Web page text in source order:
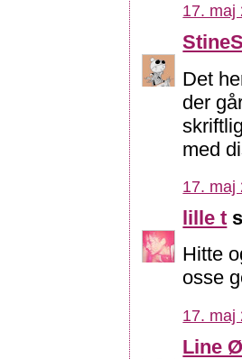
17. maj
Det
der
med
17. maj
lille t
Hitte
osse
17. maj
Line